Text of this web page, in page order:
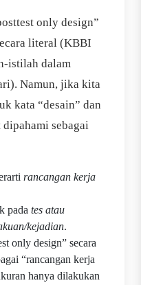
only design”
literal (KBBI
istilah dalam
Namun, jika kita
kata “desain” dan
dipahami sebagai
rancangan kerja
pada tes atau
kejadian.
only design” secara
“rancangan kerja
hanya dilakukan